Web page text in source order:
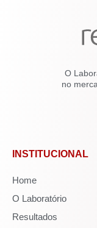
O
no
INSTITUCIONAL
Home
O Laboratório
Resultados